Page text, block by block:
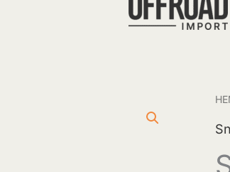
X-